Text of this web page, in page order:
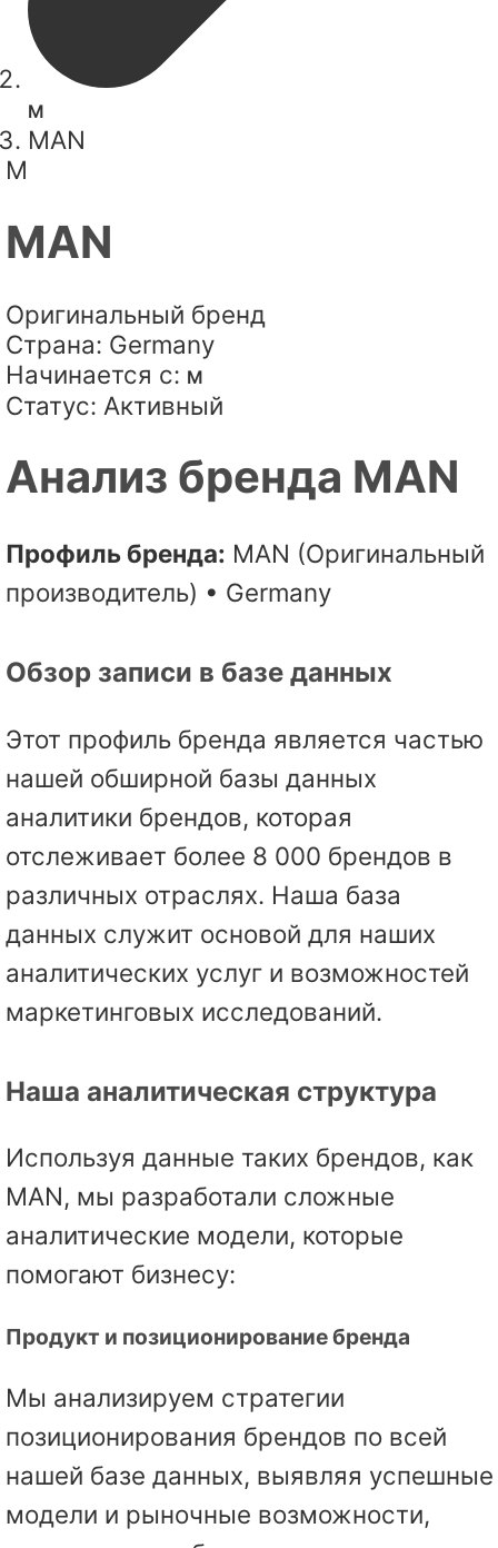
M
MAN
M
MAN
Оригинальный бренд
Страна: Germany
Начинается с: M
Статус: Активный
Анализ бренда MAN
Профиль бренда: MAN (Оригинальный
производитель) • Germany
Обзор записи в базе данных
Этот профиль бренда является частью
нашей обширной базы данных
аналитики брендов, которая
отслеживает более 8 000 брендов в
различных отраслях. Наша база
данных служит основой для наших
аналитических услуг и возможностей
маркетинговых исследований.
Наша аналитическая структура
Используя данные таких брендов, как
MAN, мы разработали сложные
аналитические модели, которые
помогают бизнесу:
Продукт и позиционирование бренда
Мы анализируем стратегии
позиционирования брендов по всей
нашей базе данных, выявляя успешные
модели и рыночные возможности,